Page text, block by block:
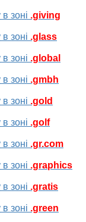
зоні .giving
зоні .glass
зоні .global
зоні .gmbh
зоні .gold
зоні .golf
зоні .gr.com
зоні .graphics
зоні .gratis
зоні .green